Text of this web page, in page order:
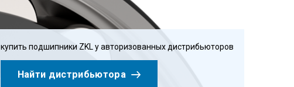
купить подшипники ZKL у авторизованных дистрибьюторов
Найти дистрибьютора